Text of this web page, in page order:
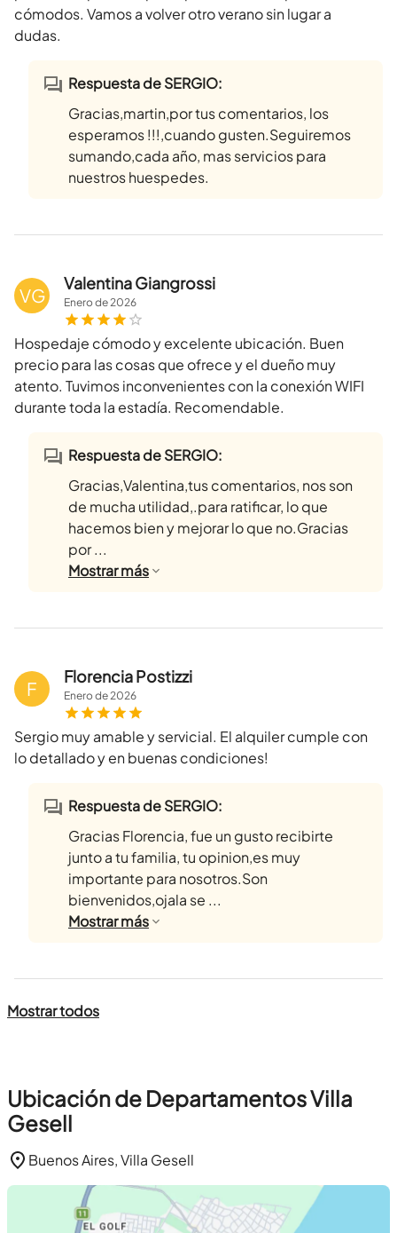
cómodos. Vamos a volver otro verano sin lugar a
dudas.
Respuesta de SERGIO:
Gracias,martin,por tus comentarios, los
esperamos !!!,cuando gusten.Seguiremos
sumando,cada año, mas servicios para
nuestros huespedes.
VG
Valentina Giangrossi
Enerode2026
Hospedaje cómodo y excelente ubicación. Buen
precio para las cosas que ofrece y el dueño muy
atento. Tuvimos inconvenientes con la conexión WIFI
durante toda la estadía. Recomendable.
Respuesta de SERGIO:
Gracias,Valentina,tus comentarios, nos son
de mucha utilidad,.para ratificar, lo que
hacemos bien y mejorar lo que no.Gracias
por ...
Mostrarmás
F
Florencia Postizzi
Enerode2026
Sergio muy amable y servicial. El alquiler cumple con
lo detallado y en buenas condiciones!
Respuesta de SERGIO:
Gracias Florencia, fue un gusto recibirte
junto a tu familia, tu opinion,es muy
importante para nosotros.Son
bienvenidos,ojala se ...
Mostrarmás
Mostrar todos
Ubicación de Departamentos Villa
Gesell
Buenos Aires, Villa Gesell